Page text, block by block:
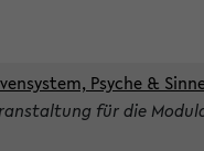
Psyche &
für die